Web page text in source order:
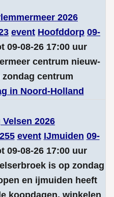
2026
event Hoofddorp 09-
09-08-26 17:00 uur
centrum nieuw-
centrum
in Noord-Holland
2026
event IJmuiden 09-
09-08-26 17:00 uur
is op zondag
en ijmuiden heeft
koopdagen. winkelen